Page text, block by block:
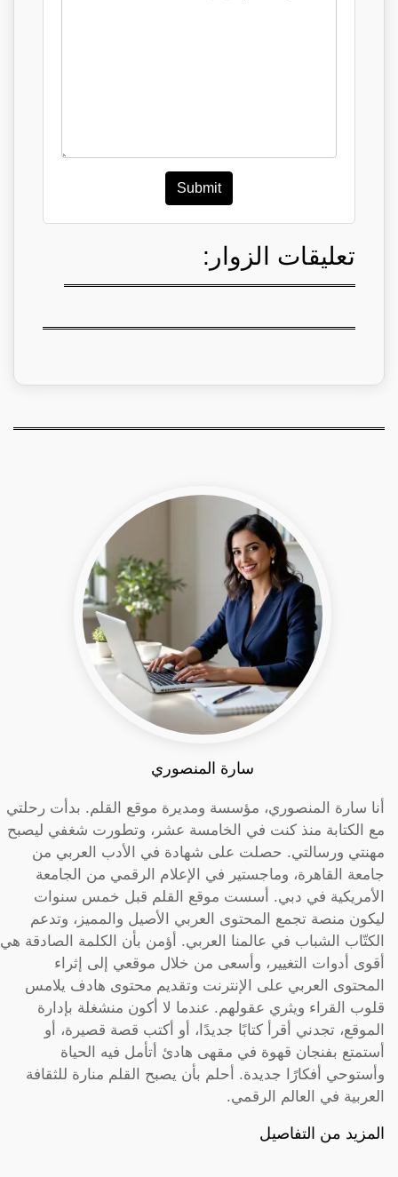
Submit
تعليقات الزوار:
سارة المنصوري
أنا سارة المنصوري، مؤسسة ومديرة موقع القلم. بدأت رحلتي
مع الكتابة منذ كنت في الخامسة عشر، وتطورت شغفي ليصبح
مهنتي ورسالتي. حصلت على شهادة في الأدب العربي من
جامعة القاهرة، وماجستير في الإعلام الرقمي من الجامعة
الأمريكية في دبي. أسست موقع القلم قبل خمس سنوات
ليكون منصة تجمع المحتوى العربي الأصيل والمميز، وتدعم
الكتّاب الشباب في عالمنا العربي. أؤمن بأن الكلمة الصادقة هي
أقوى أدوات التغيير، وأسعى من خلال موقعي إلى إثراء
المحتوى العربي على الإنترنت وتقديم محتوى هادف يلامس
قلوب القراء ويثري عقولهم. عندما لا أكون منشغلة بإدارة
الموقع، تجدني أقرأ كتابًا جديدًا، أو أكتب قصة قصيرة، أو
أستمتع بفنجان قهوة في مقهى هادئ أتأمل فيه الحياة
وأستوحي أفكارًا جديدة. أحلم بأن يصبح القلم منارة للثقافة
العربية في العالم الرقمي.
المزيد من التفاصيل